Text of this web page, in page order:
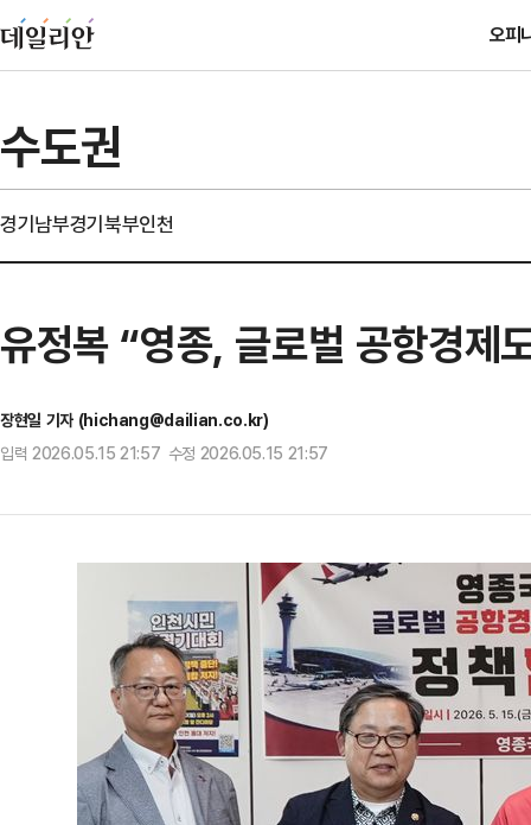
오피
수도권
경기남부경기북부인천
유정복 “영종, 글로벌 공항경
장현일 기자 (hichang@dailian.co.kr)
입력 2026.05.15 21:57 수정 2026.05.15 21:57